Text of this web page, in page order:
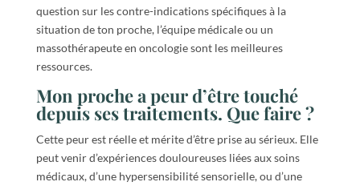
question sur les contre-indications spécifiques à la
situation de ton proche, l’équipe médicale ou un
massothérapeute en oncologie sont les meilleures
ressources.
Mon proche a peur d’être touché
depuis ses traitements. Que faire ?
Cette peur est réelle et mérite d’être prise au sérieux. Elle
peut venir d’expériences douloureuses liées aux soins
médicaux, d’une hypersensibilité sensorielle, ou d’une